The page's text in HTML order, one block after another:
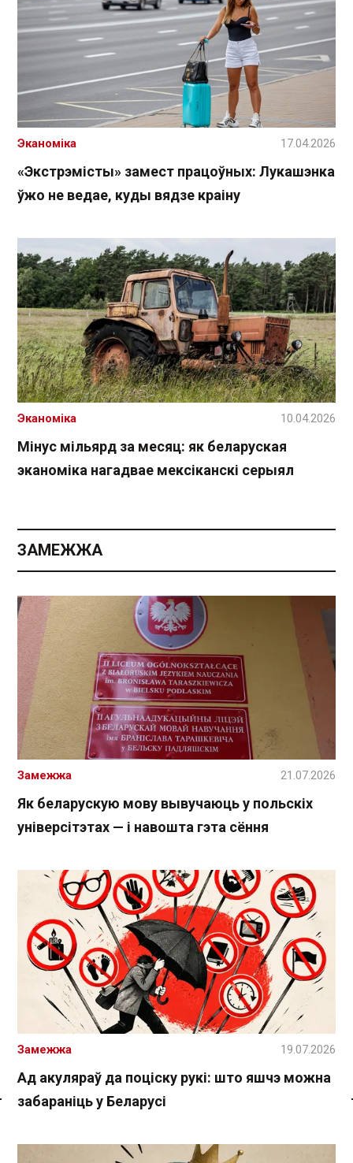
«Экстрэмісты» замест працоўных: Лукашэнка
ўжо не ведае, куды вядзе краіну
Эканоміка 17.04.2026
Мінус мільярд за месяц: як беларуская
эканоміка нагадвае мексіканскі серыял
Эканоміка 10.04.2026
ЗАМЕЖЖА
Як беларускую мову вывучаюць у польскіх
універсітэтах — і навошта гэта сёння
Замежжа 21.07.2026
Ад акуляраў да поціску рукі: што яшчэ можна
забараніць у Беларусі
Замежжа 19.07.2026